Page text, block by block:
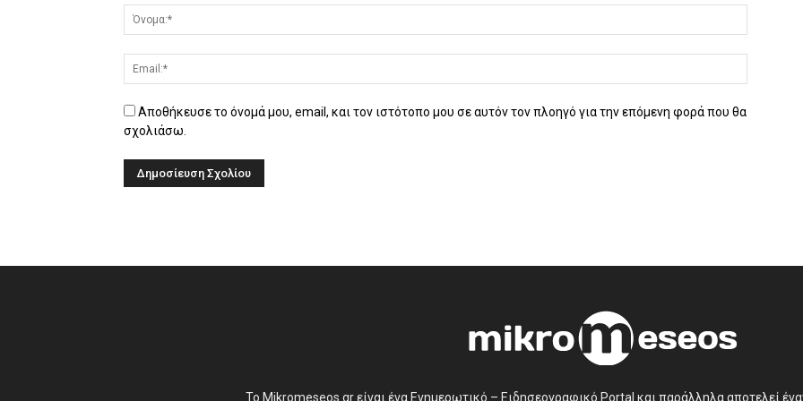
Αποθήκευσε το όνομά μου, email, και τον ιστότοπο μου σε αυτόν τον πλοηγό για την επόμενη φορά που θα
σχολιάσω.
Το Mikromeseos.gr είναι ένα Ενημερωτικό – Ειδησεογραφικό Portal και παράλληλα αποτελεί